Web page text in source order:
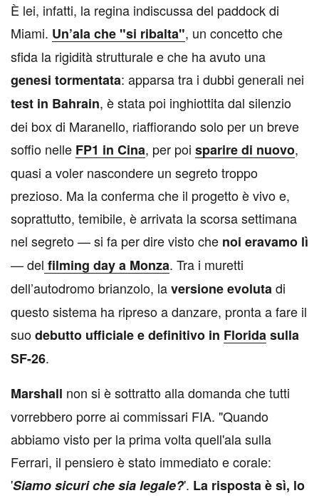
È lei, infatti, la regina indiscussa del paddock di
Miami. Un’ala che "si ribalta", un concetto che
sfida la rigidità strutturale e che ha avuto una
genesi tormentata: apparsa tra i dubbi generali nei
test in Bahrain, è stata poi inghiottita dal silenzio
dei box di Maranello, riaffiorando solo per un breve
soffio nelle FP1 in Cina, per poi sparire di nuovo,
quasi a voler nascondere un segreto troppo
prezioso. Ma la conferma che il progetto è vivo e,
soprattutto, temibile, è arrivata la scorsa settimana
nel segreto — si fa per dire visto che noi eravamo lì
— del filming day a Monza. Tra i muretti
dell’autodromo brianzolo, laversione evolutadi
questo sistema ha ripreso a danzare, pronta a fare il
suodebutto ufficiale e definitivo in Floridasulla
SF-26.
Marshall non si è sottratto alla domanda che tutti
vorrebbero porre ai commissari FIA. "Quando
abbiamo visto per la prima volta quell'ala sulla
Ferrari, il pensiero è stato immediato e corale:
'Siamo sicuri che sia legale?'. La risposta è sì, lo